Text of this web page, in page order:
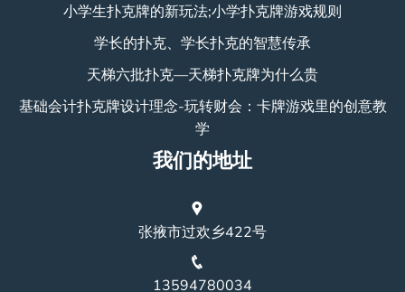
小学生扑克牌的新玩法;小学扑克牌游戏规则
学长的扑克、学长扑克的智慧传承
天梯六批扑克—天梯扑克牌为什么贵
基础会计扑克牌设计理念-玩转财会：卡牌游戏里的创意教
学
我们的地址
张掖市过欢乡422号
13594780034